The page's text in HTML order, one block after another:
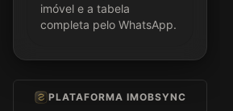
imóvel e a tabela
completa pelo WhatsApp.
PLATAFORMA IMOBSYNC